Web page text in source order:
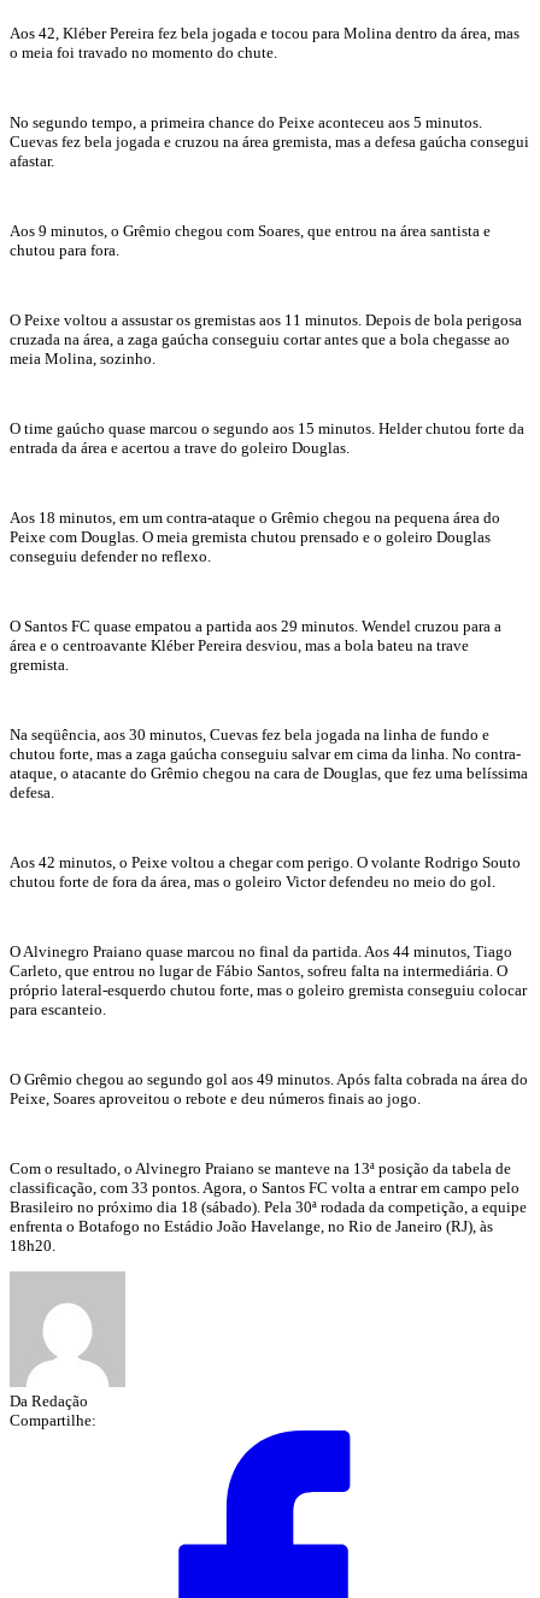
Aos 42, Kléber Pereira fez bela jogada e tocou para Molina dentro da área, mas
o meia foi travado no momento do chute.
No segundo tempo, a primeira chance do Peixe aconteceu aos 5 minutos.
Cuevas fez bela jogada e cruzou na área gremista, mas a defesa gaúcha consegui
afastar.
Aos 9 minutos, o Grêmio chegou com Soares, que entrou na área santista e
chutou para fora.
O Peixe voltou a assustar os gremistas aos 11 minutos. Depois de bola perigosa
cruzada na área, a zaga gaúcha conseguiu cortar antes que a bola chegasse ao
meia Molina, sozinho.
O time gaúcho quase marcou o segundo aos 15 minutos. Helder chutou forte da
entrada da área e acertou a trave do goleiro Douglas.
Aos 18 minutos, em um contra-ataque o Grêmio chegou na pequena área do
Peixe com Douglas. O meia gremista chutou prensado e o goleiro Douglas
conseguiu defender no reflexo.
O Santos FC quase empatou a partida aos 29 minutos. Wendel cruzou para a
área e o centroavante Kléber Pereira desviou, mas a bola bateu na trave
gremista.
Na seqüência, aos 30 minutos, Cuevas fez bela jogada na linha de fundo e
chutou forte, mas a zaga gaúcha conseguiu salvar em cima da linha. No contra-
ataque, o atacante do Grêmio chegou na cara de Douglas, que fez uma belíssima
defesa.
Aos 42 minutos, o Peixe voltou a chegar com perigo. O volante Rodrigo Souto
chutou forte de fora da área, mas o goleiro Victor defendeu no meio do gol.
O Alvinegro Praiano quase marcou no final da partida. Aos 44 minutos, Tiago
Carleto, que entrou no lugar de Fábio Santos, sofreu falta na intermediária. O
próprio lateral-esquerdo chutou forte, mas o goleiro gremista conseguiu colocar
para escanteio.
O Grêmio chegou ao segundo gol aos 49 minutos. Após falta cobrada na área do
Peixe, Soares aproveitou o rebote e deu números finais ao jogo.
Com o resultado, o Alvinegro Praiano se manteve na 13ª posição da tabela de
classificação, com 33 pontos. Agora, o Santos FC volta a entrar em campo pelo
Brasileiro no próximo dia 18 (sábado). Pela 30ª rodada da competição, a equipe
enfrenta o Botafogo no Estádio João Havelange, no Rio de Janeiro (RJ), às
18h20.
Da Redação
Compartilhe: